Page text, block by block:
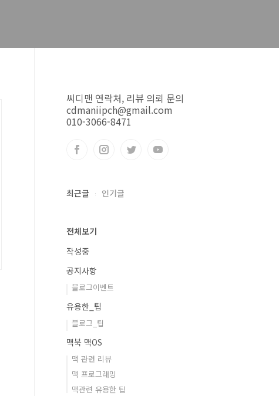
씨디맨 연락처, 리뷰 의뢰 문의
cdmaniipch@gmail.com
010-3066-8471
최근글 인기글
전체보기
작성중
공지사항
블로그이벤트
유용한_팁
블로그_팁
맥북 맥OS
맥 관련 리뷰
맥 프로그래밍
맥관련 유용한 팁